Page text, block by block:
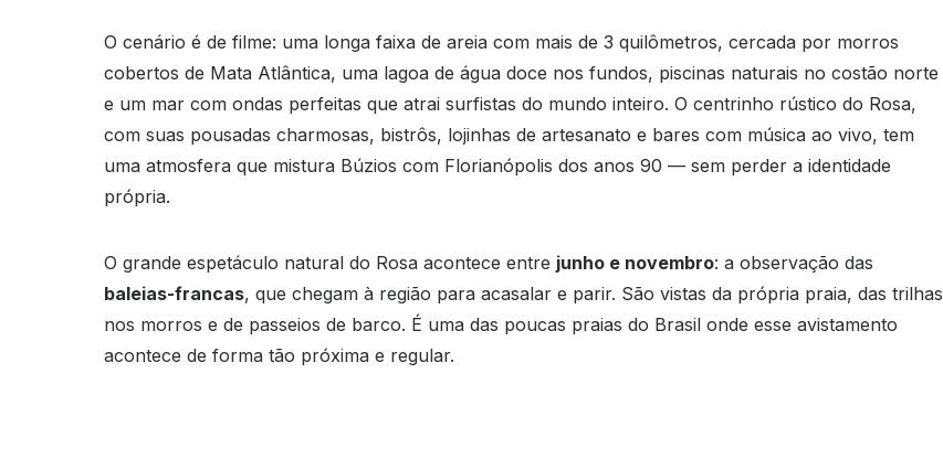
O cenário é de filme: uma longa faixa de areia com mais de 3 quilômetros, cercada por morros
cobertos de Mata Atlântica, uma lagoa de água doce nos fundos, piscinas naturais no costão norte
e um mar com ondas perfeitas que atrai surfistas do mundo inteiro. O centrinho rústico do Rosa,
com suas pousadas charmosas, bistrôs, lojinhas de artesanato e bares com música ao vivo, tem
uma atmosfera que mistura Búzios com Florianópolis dos anos 90 — sem perder a identidade
própria.
O grande espetáculo natural do Rosa acontece entre junho e novembro: a observação das
baleias-francas, que chegam à região para acasalar e parir. São vistas da própria praia, das trilhas
nos morros e de passeios de barco. É uma das poucas praias do Brasil onde esse avistamento
acontece de forma tão próxima e regular.